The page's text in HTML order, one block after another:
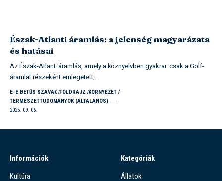
Észak-Atlanti áramlás: a jelenség magyarázata
és hatásai
Az Észak-Atlanti áramlás, amely a köznyelvben gyakran csak a Golf-
áramlat részeként emlegetett,…
E-É BETŰS SZAVAK FÖLDRAJZ KÖRNYEZET
TERMÉSZETTUDOMÁNYOK (ÁLTALÁNOS)
2025. 09. 06.
Információk
Kultúra
Kategóriák
Állatok